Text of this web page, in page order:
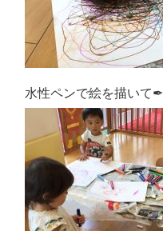
水性ペンで絵を描いて✒